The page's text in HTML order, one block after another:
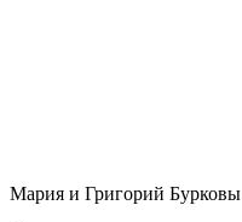
Мария и Григорий Бурковы